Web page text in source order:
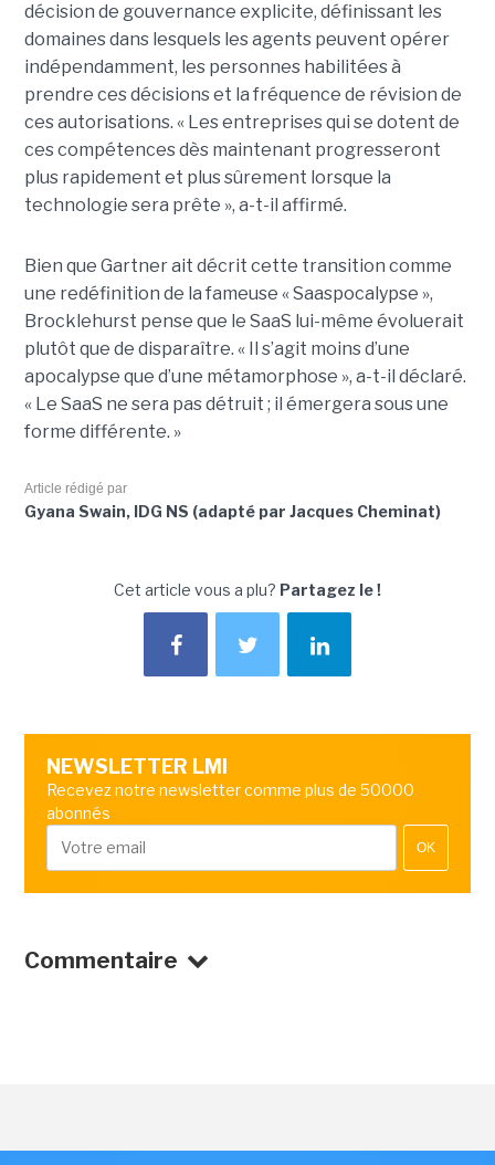
décision de gouvernance explicite, définissant les
domaines dans lesquels les agents peuvent opérer
indépendamment, les personnes habilitées à
prendre ces décisions et la fréquence de révision de
ces autorisations. « Les entreprises qui se dotent de
ces compétences dès maintenant progresseront
plus rapidement et plus sûrement lorsque la
technologie sera prête », a-t-il affirmé.
Bien que Gartner ait décrit cette transition comme
une redéfinition de la fameuse « Saaspocalypse »,
Brocklehurst pense que le SaaS lui-même évoluerait
plutôt que de disparaître. « Il s’agit moins d’une
apocalypse que d’une métamorphose », a-t-il déclaré.
« Le SaaS ne sera pas détruit ; il émergera sous une
forme différente. »
Article rédigé par
Gyana Swain, IDG NS (adapté par Jacques Cheminat)
Cet article vous a plu? Partagez le !
NEWSLETTER LMI
Recevez notre newsletter comme plus de 50000
abonnés
OK
Commentaire